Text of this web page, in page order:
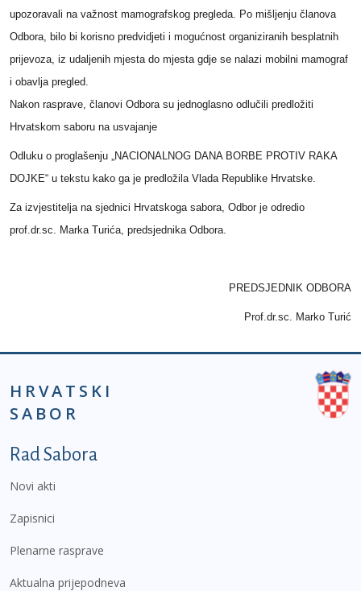
upozoravali na važnost mamografskog pregleda. Po mišljenju članova
Odbora, bilo bi korisno predvidjeti i mogućnost organiziranih besplatnih
prijevoza, iz udaljenih mjesta do mjesta gdje se nalazi mobilni mamograf
i obavlja pregled.
Nakon rasprave, članovi Odbora su jednoglasno odlučili predložiti
Hrvatskom saboru na usvajanje
Odluku o proglašenju „NACIONALNOG DANA BORBE PROTIV RAKA
DOJKE“ u tekstu kako ga je predložila Vlada Republike Hrvatske.
Za izvjestitelja na sjednici Hrvatskoga sabora, Odbor je odredio
prof.dr.sc. Marka Turića, predsjednika Odbora.
PREDSJEDNIK ODBORA
Prof.dr.sc. Marko Turić
HRVATSKI
SABOR
Podnožje prvi izbornik
Rad Sabora
Novi akti
Zapisnici
Plenarne rasprave
Aktualna prijepodneva